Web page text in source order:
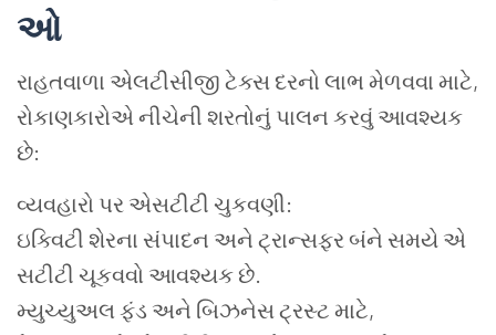
ઓ
રાહતવાળા એલટીસીજી ટેક્સ દરનો લાભ મેળવવા માટે,
રોકાણકારોએ નીચેની શરતોનું પાલન કરવું આવશ્યક
છે:
વ્યવહારો પર એસટીટી ચુકવણી:
ઇક્વિટી શેરના સંપાદન અને ટ્રાન્સફર બંને સમયે એ
સટીટી ચૂકવવો આવશ્યક છે.
મ્યુચ્યુઅલ ફંડ અને બિઝનેસ ટ્રસ્ટ માટે,